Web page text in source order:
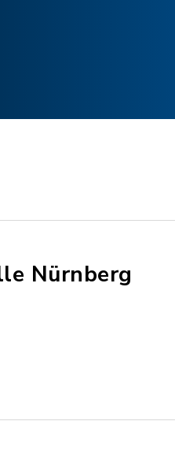
Nürnberg